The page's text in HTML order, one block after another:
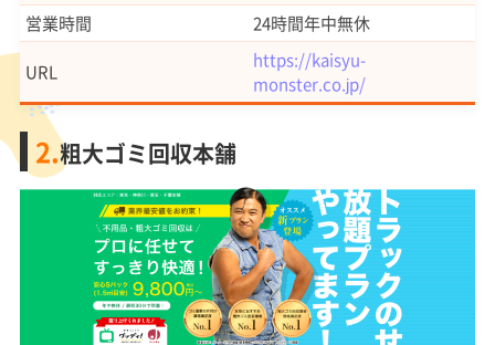
営業時間
24時間年中無休
URL
https://kaisyu-
monster.co.jp/
2.粗大ゴミ回収本舗